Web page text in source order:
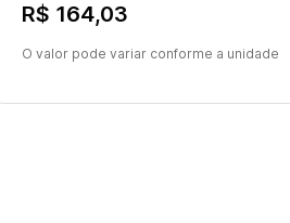
R$ 164,03
O valor pode variar conforme a unidade